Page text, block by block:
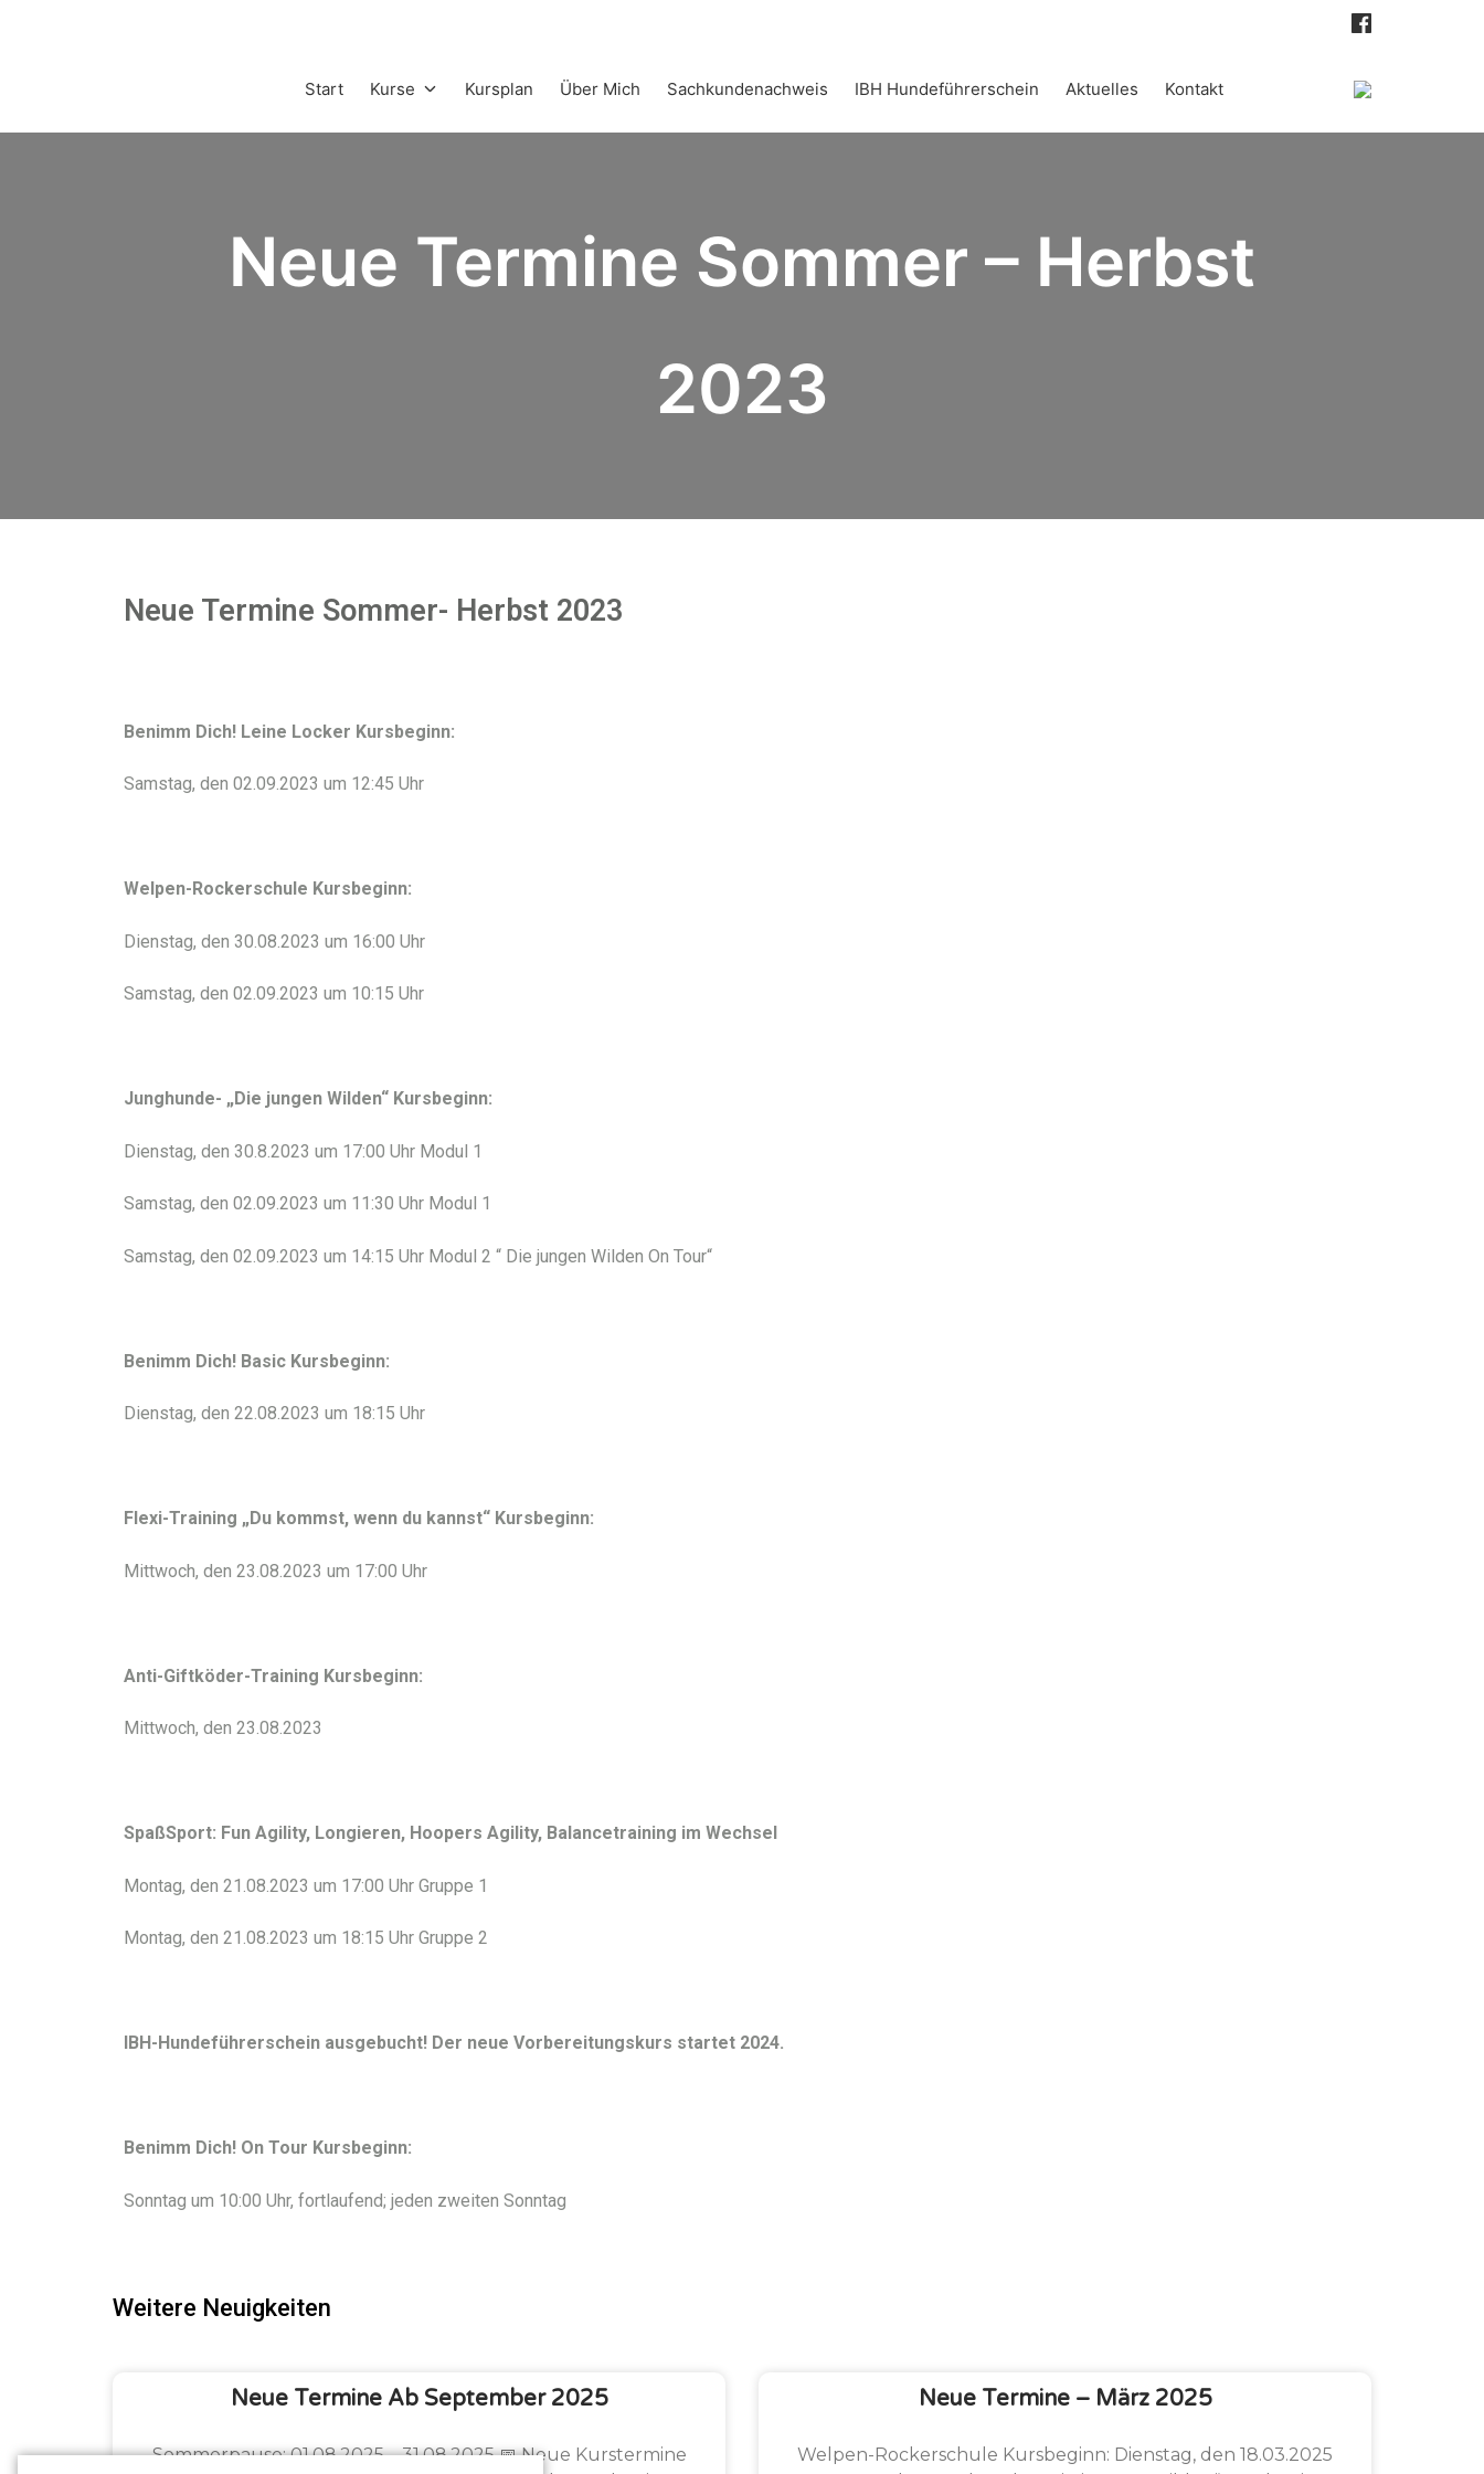
Start Kurse Kursplan Über Mich Sachkundenachweis IBH Hundeführerschein Aktuelles Kontakt
Neue Termine Sommer – Herbst
2023
Neue Termine Sommer- Herbst 2023
Benimm Dich! Leine Locker Kursbeginn:
Samstag, den 02.09.2023 um 12:45 Uhr
Welpen-Rockerschule Kursbeginn:
Dienstag, den 30.08.2023 um 16:00 Uhr
Samstag, den 02.09.2023 um 10:15 Uhr
Junghunde- „Die jungen Wilden“ Kursbeginn:
Dienstag, den 30.8.2023 um 17:00 Uhr Modul 1
Samstag, den 02.09.2023 um 11:30 Uhr Modul 1
Samstag, den 02.09.2023 um 14:15 Uhr Modul 2 “ Die jungen Wilden On Tour“
Benimm Dich! Basic Kursbeginn:
Dienstag, den 22.08.2023 um 18:15 Uhr
Flexi-Training „Du kommst, wenn du kannst“ Kursbeginn:
Mittwoch, den 23.08.2023 um 17:00 Uhr
Anti-Giftköder-Training Kursbeginn:
Mittwoch, den 23.08.2023
SpaßSport: Fun Agility, Longieren, Hoopers Agility, Balancetraining im Wechsel
Montag, den 21.08.2023 um 17:00 Uhr Gruppe 1
Montag, den 21.08.2023 um 18:15 Uhr Gruppe 2
IBH-Hundeführerschein ausgebucht! Der neue Vorbereitungskurs startet 2024.
Benimm Dich! On Tour Kursbeginn:
Sonntag um 10:00 Uhr, fortlaufend; jeden zweiten Sonntag
Weitere Neuigkeiten
Neue Termine Ab September 2025
Sommerpause: 01.08.2025 – 31.08.2025 📅 Neue Kurstermine
Neue Termine – März 2025
Welpen-Rockerschule Kursbeginn: Dienstag, den 18.03.2025